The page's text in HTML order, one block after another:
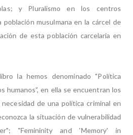
y Pluralismo en los centros
musulmana en la cárcel de
de esta población carcelaria en
la hemos denominado "Política
humanos”, en ella se encuentran los
de una política criminal en
la situación de vulnerabilidad
"Femininity and 'Memory' in